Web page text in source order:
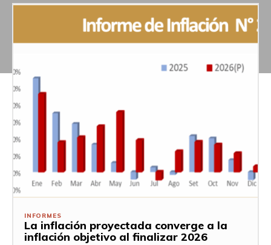
INFORMES
La inflación proyectada converge a la
inflación objetivo al finalizar 2026